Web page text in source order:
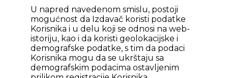
U napred navedenom smislu, postoji
mogućnost da Izdavač koristi podatke
Korisnika i u delu koji se odnosi na web-
istoriju, kao i da koristi geolokacijske i
demografske podatke, s tim da podaci
Korisnika mogu da se ukrštaju sa
demografskim podacima ostavljenim